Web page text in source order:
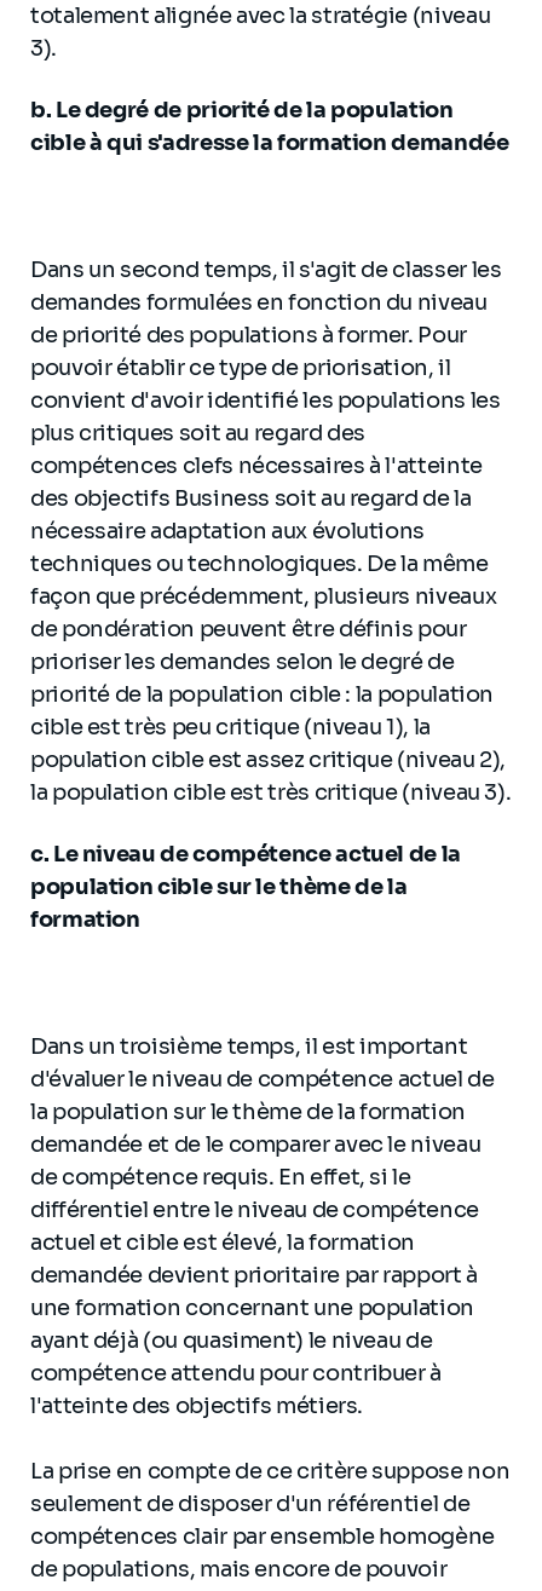
totalement alignée avec la stratégie (niveau
3).
b. Le degré de priorité de la population
cible à qui s'adresse la formation demandée
Dans un second temps, il s'agit de classer les
demandes formulées en fonction du niveau
de priorité des populations à former. Pour
pouvoir établir ce type de priorisation, il
convient d'avoir identifié les populations les
plus critiques soit au regard des
compétences clefs nécessaires à l'atteinte
des objectifs Business soit au regard de la
nécessaire adaptation aux évolutions
techniques ou technologiques. De la même
façon que précédemment, plusieurs niveaux
de pondération peuvent être définis pour
prioriser les demandes selon le degré de
priorité de la population cible : la population
cible est très peu critique (niveau 1), la
population cible est assez critique (niveau 2),
la population cible est très critique (niveau 3).
c. Le niveau de compétence actuel de la
population cible sur le thème de la
formation
Dans un troisième temps, il est important
d'évaluer le niveau de compétence actuel de
la population sur le thème de la formation
demandée et de le comparer avec le niveau
de compétence requis. En effet, si le
différentiel entre le niveau de compétence
actuel et cible est élevé, la formation
demandée devient prioritaire par rapport à
une formation concernant une population
ayant déjà (ou quasiment) le niveau de
compétence attendu pour contribuer à
l'atteinte des objectifs métiers.
La prise en compte de ce critère suppose non
seulement de disposer d'un référentiel de
compétences clair par ensemble homogène
de populations, mais encore de pouvoir